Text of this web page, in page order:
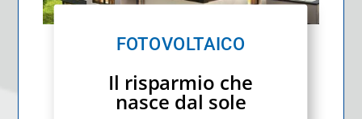
FOTOVOLTAICO
Il risparmio che
nasce dal sole